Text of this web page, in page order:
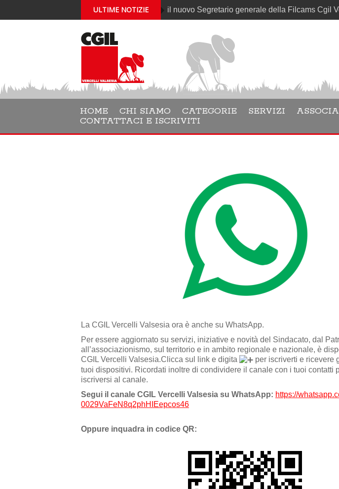
ULTIME NOTIZIE
Gabriele Cantelli è il nuovo Segretario generale della Filcams Cgil Vercelli
HOME CHI SIAMO CATEGORIE SERVIZI
CONTATTACI E ISCRIVITI
La CGIL Vercelli Valsesia ora è anche su WhatsApp.
Per essere aggiornato su servizi, iniziative e novità del Sindacato, dal
all’associazionismo, sul territorio e in ambito regionale e nazionale, è
CGIL Vercelli Valsesia.Clicca sul link e digita
per iscriverti e ricevere
tuoi dispositivi. Ricordati inoltre di condividere il canale con i tuoi contatti
iscriversi al canale.
Segui il canale CGIL Vercelli Valsesia su WhatsApp: https://
0029VaFeN8q2phHIEepcos46
Oppure inquadra in codice QR: